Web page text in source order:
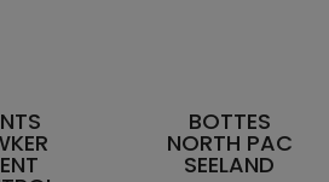
BOTTES
NORTH PAC
SEELAND